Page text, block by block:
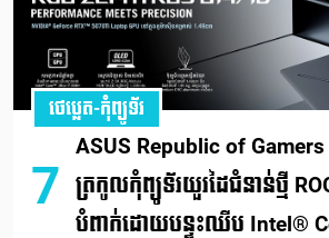
ថេប្លេត-កុំព្យូទ័រ
7
ASUS Republic of Gamers
ត្រកូលកុំព្យូទ័រយួរដៃជំនាន់ថ្មី
បំពាក់ដោយបន្ទះឈីប Intel®